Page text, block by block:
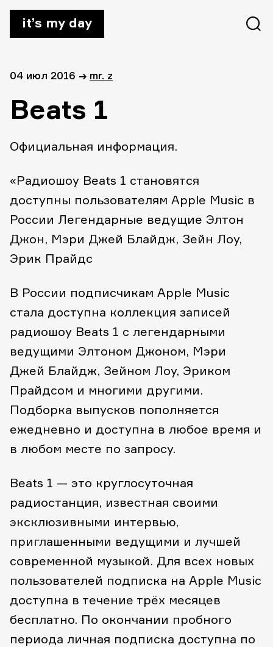
it’s my day
04 июл 2016 → mr. z
Beats 1
Официальная информация.
«Радиошоу Beats 1 становятся
доступны пользователям Apple Music в
России Легендарные ведущие Элтон
Джон, Мэри Джей Блайдж, Зейн Лоу,
Эрик Прайдс
В России подписчикам Apple Music
стала доступна коллекция записей
радиошоу Beats 1 с легендарными
ведущими Элтоном Джоном, Мэри
Джей Блайдж, Зейном Лоу, Эриком
Прайдсом и многими другими.
Подборка выпусков пополняется
ежедневно и доступна в любое время и
в любом месте по запросу.
Beats 1 — это круглосуточная
радиостанция, известная своими
эксклюзивными интервью,
приглашенными ведущими и лучшей
современной музыкой. Для всех новых
пользователей подписка на Apple Music
доступна в течение трёх месяцев
бесплатно. По окончании пробного
периода личная подписка доступна по